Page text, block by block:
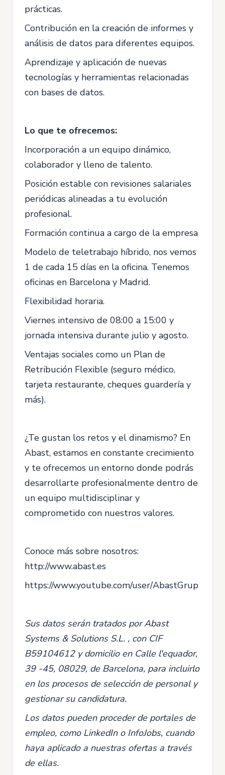
prácticas.
Contribución en la creación de informes y
análisis de datos para diferentes equipos.
Aprendizaje y aplicación de nuevas
tecnologías y herramientas relacionadas
con bases de datos.
Lo que te ofrecemos:
Incorporación a un equipo dinámico,
colaborador y lleno de talento.
Posición estable con revisiones salariales
periódicas alineadas a tu evolución
profesional.
Formación continua a cargo de la empresa
Modelo de teletrabajo híbrido, nos vemos
1 de cada 15 días en la oficina. Tenemos
oficinas en Barcelona y Madrid.
Flexibilidad horaria.
Viernes intensivo de 08:00 a 15:00 y
jornada intensiva durante julio y agosto.
Ventajas sociales como un Plan de
Retribución Flexible (seguro médico,
tarjeta restaurante, cheques guardería y
más).
¿Te gustan los retos y el dinamismo? En
Abast, estamos en constante crecimiento
y te ofrecemos un entorno donde podrás
desarrollarte profesionalmente dentro de
un equipo multidisciplinar y
comprometido con nuestros valores.
Conoce más sobre nosotros:
http://www.abast.es
https://www.youtube.com/user/AbastGrup
Sus datos serán tratados por Abast
Systems & Solutions S.L. , con CIF
B59104612 y domicilio en Calle l'equador,
39 -45, 08029, de Barcelona, para incluirlo
en los procesos de selección de personal y
gestionar su candidatura.
Los datos pueden proceder de portales de
empleo, como LinkedIn o InfoJobs, cuando
haya aplicado a nuestras ofertas a través
de ellas.